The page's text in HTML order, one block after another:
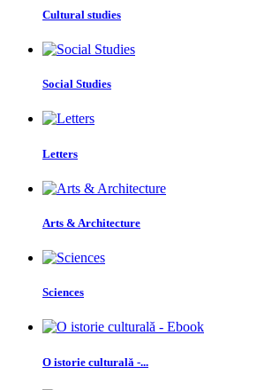
Cultural studies
Social Studies
Letters
Arts & Architecture
Sciences
O istorie culturală -...